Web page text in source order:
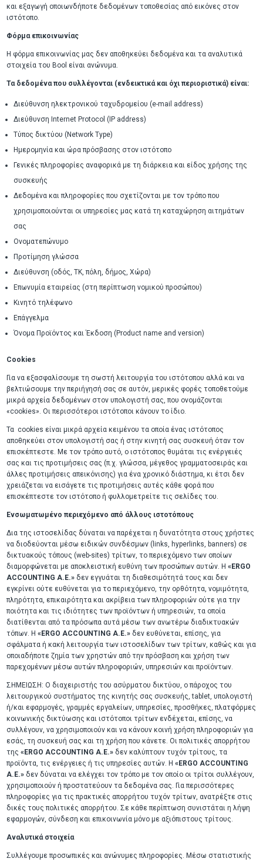
και εξαγωγή οποιωνδήποτε δεδομένων τοποθεσίας από εικόνες στον
ιστότοπο.
Φόρμα επικοινωνίας
Η φόρμα επικοινωνίας μας δεν αποθηκεύει δεδομένα και τα αναλυτικά
στοιχεία του Bool είναι ανώνυμα.
Τα δεδομένα που συλλέγονται (ενδεικτικά και όχι περιοριστικά) είναι:
Διεύθυνση ηλεκτρονικού ταχυδρομείου (e-mail address)
Διεύθυνση Internet Protocol (IP address)
Τύπος δικτύου (Network Type)
Ημερομηνία και ώρα πρόσβασης στον ιστότοπο
Γενικές πληροφορίες αναφορικά με τη διάρκεια και είδος χρήσης της
συσκευής
Δεδομένα και πληροφορίες που σχετίζονται με τον τρόπο που
χρησιμοποιούνται οι υπηρεσίες μας κατά τη καταχώρηση αιτημάτων
σας
Ονοματεπώνυμο
Προτίμηση γλώσσα
Διεύθυνση (οδός, ΤΚ, πόλη, δήμος, Χώρα)
Επωνυμία εταιρείας (στη περίπτωση νομικού προσώπου)
Κινητό τηλέφωνο
Επάγγελμα
Όνομα Προϊόντος και Έκδοση (Product name and version)
Cookies
Για να εξασφαλίσουμε τη σωστή λειτουργία του ιστότοπου αλλά και να
βελτιώσουμε την περιήγησή σας σε αυτόν, μερικές φορές τοποθετούμε
μικρά αρχεία δεδομένων στον υπολογιστή σας, που ονομάζονται
«cookies». Οι περισσότεροι ιστότοποι κάνουν το ίδιο.
Τα cookies είναι μικρά αρχεία κειμένου τα οποία ένας ιστότοπος
αποθηκεύει στον υπολογιστή σας ή στην κινητή σας συσκευή όταν τον
επισκέπτεστε. Με τον τρόπο αυτό, ο ιστότοπος θυμάται τις ενέργειές
σας και τις προτιμήσεις σας (π.χ. γλώσσα, μέγεθος γραμματοσειράς και
άλλες προτιμήσεις απεικόνισης) για ένα χρονικό διάστημα, κι έτσι δεν
χρειάζεται να εισάγετε τις προτιμήσεις αυτές κάθε φορά που
επισκέπτεστε τον ιστότοπο ή φυλλομετρείτε τις σελίδες του.
Ενσωματωμένο περιεχόμενο από άλλους ιστοτόπους
Δια της ιστοσελίδας δύναται να παρέχεται η δυνατότητα στους χρήστες
να διοδεύονται μέσω ειδικών συνδέσμων (links, hyperlinks, banners) σε
δικτυακούς τόπους (web-sites) τρίτων, το περιεχόμενο των οποίων
διαμορφώνεται με αποκλειστική ευθύνη των προσώπων αυτών. Η «ERGO
ACCOUNTING A.E.» δεν εγγυάται τη διαθεσιμότητά τους και δεν
εγκρίνει ούτε ευθύνεται για το περιεχόμενο, την ορθότητα, νομιμότητα,
πληρότητα, επικαιρότητα και ακρίβεια των πληροφοριών ούτε για την
ποιότητα και τις ιδιότητες των προϊόντων ή υπηρεσιών, τα οποία
διατίθενται από τα πρόσωπα αυτά μέσω των ανωτέρω διαδικτυακών
τόπων. Η «ERGO ACCOUNTING A.E.» δεν ευθύνεται, επίσης, για
σφάλματα ή κακή λειτουργία των ιστοσελίδων των τρίτων, καθώς και για
οποιαδήποτε ζημία των χρηστών από την πρόσβαση και χρήση των
παρεχομένων μέσω αυτών πληροφοριών, υπηρεσιών και προϊόντων.
ΣΗΜΕΙΩΣΗ: Ο διαχειριστής του ασύρματου δικτύου, ο πάροχος του
λειτουργικού συστήματος της κινητής σας συσκευής, tablet, υπολογιστή
ή/και εφαρμογές, γραμμές εργαλείων, υπηρεσίες, προσθήκες, πλατφόρμες
κοινωνικής δικτύωσης και ιστότοποι τρίτων ενδέχεται, επίσης, να
συλλέγουν, να χρησιμοποιούν και να κάνουν κοινή χρήση πληροφοριών για
εσάς, τη συσκευή σας και τη χρήση που κάνετε. Οι πολιτικές απορρήτου
της «ERGO ACCOUNTING A.E.» δεν καλύπτουν τυχόν τρίτους, τα
προϊόντα, τις ενέργειες ή τις υπηρεσίες αυτών. Η «ERGO ACCOUNTING
A.E.» δεν δύναται να ελέγχει τον τρόπο με τον οποίο οι τρίτοι συλλέγουν,
χρησιμοποιούν ή προστατεύουν τα δεδομένα σας. Για περισσότερες
πληροφορίες για τις πρακτικές απορρήτου τυχόν τρίτων, ανατρέξτε στις
δικές τους πολιτικές απορρήτου. Σε κάθε περίπτωση συνιστάται η λήψη
εφαρμογών, σύνδεση και επικοινωνία μόνο με αξιόπιστους τρίτους.
Αναλυτικά στοιχεία
Συλλέγουμε προσωπικές και ανώνυμες πληροφορίες. Μέσω στατιστικής